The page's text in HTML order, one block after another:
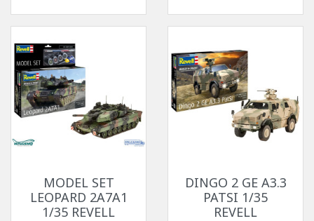
MODEL SET
LEOPARD 2A7A1
1/35 REVELL
DINGO 2 GE A3.3
PATSI 1/35
REVELL